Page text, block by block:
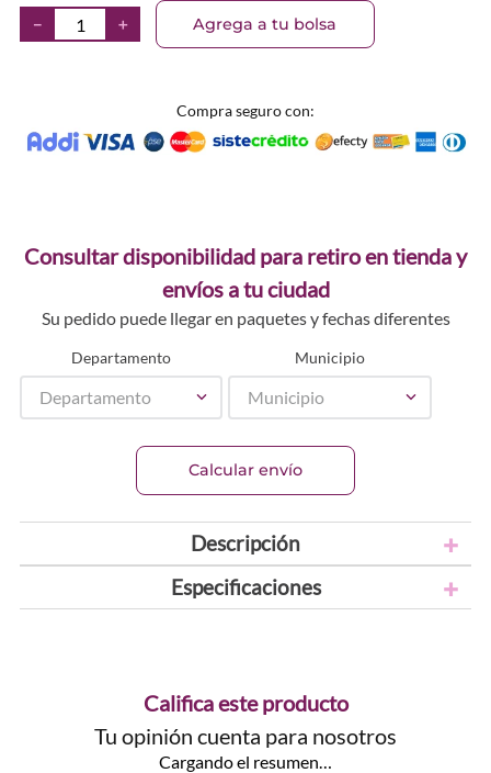
＋
－ Agrega a tu bolsa
Compra seguro con:
Consultar disponibilidad para retiro en tienda y
envíos a tu ciudad
Su pedido puede llegar en paquetes y fechas diferentes
Departamento
Departamento
Municipio
Municipio
Calcular envío
Descripción
Especificaciones
Califica este producto
Tu opinión cuenta para nosotros
Cargando el resumen…